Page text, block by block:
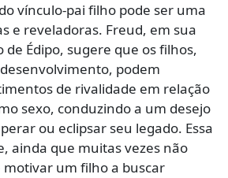
vínculo-pai filho pode ser uma
e reveladoras. Freud, em sua
Édipo, sugere que os filhos,
podem
de rivalidade em relação
sexo, conduzindo a um desejo
ou eclipsar seu legado. Essa
ainda que muitas vezes não
motivar um filho a buscar